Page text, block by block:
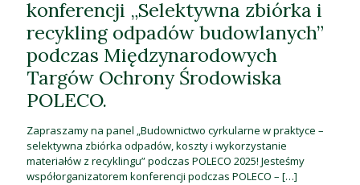
konferencji „Selektywna zbiórka i
recykling odpadów budowlanych”
podczas Międzynarodowych
Targów Ochrony Środowiska
POLECO.
Zapraszamy na panel „Budownictwo cyrkularne w praktyce –
selektywna zbiórka odpadów, koszty i wykorzystanie
materiałów z recyklingu” podczas POLECO 2025! Jesteśmy
współorganizatorem konferencji podczas POLECO – […]